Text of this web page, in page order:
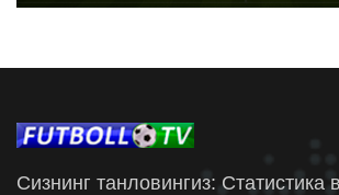
Сизнинг танловингиз: Статистика